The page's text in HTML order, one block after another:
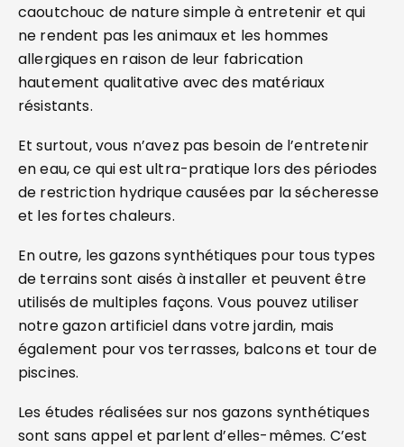
caoutchouc de nature simple à entretenir et qui
ne rendent pas les animaux et les hommes
allergiques en raison de leur fabrication
hautement qualitative avec des matériaux
résistants.
Et surtout, vous n’avez pas besoin de l’entretenir
en eau, ce qui est ultra-pratique lors des périodes
de restriction hydrique causées par la sécheresse
et les fortes chaleurs.
En outre, les gazons synthétiques pour tous types
de terrains sont aisés à installer et peuvent être
utilisés de multiples façons. Vous pouvez utiliser
notre gazon artificiel dans votre jardin, mais
également pour vos terrasses, balcons et tour de
piscines.
Les études réalisées sur nos gazons synthétiques
sont sans appel et parlent d’elles-mêmes. C’est